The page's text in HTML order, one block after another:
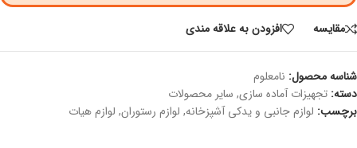
مقايسه افزودن به علاقه مندی
شناسه محصول: نامعلوم
دسته: تجهیزات آماده سازی, سایر محصولات
برچسب: لوازم جانبی و یدکی آشپزخانه, لوازم رستوران, لوازم هیات